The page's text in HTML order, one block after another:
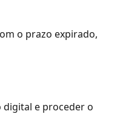
o prazo expirado,
digital e proceder o